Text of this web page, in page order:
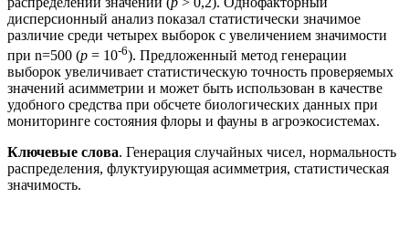
дисперсионный анализ показал статистически значимое
различие среди четырех выборок с увеличением значимости
при n=500 (p = 10-6). Предложенный метод генерации
выборок увеличивает статистическую точность проверяемых
значений асимметрии и может быть использован в качестве
удобного средства при обсчете биологических данных при
мониторинге состояния флоры и фауны в агроэкосистемах.
Ключевые слова. Генерация случайных чисел, нормальность
распределения, флуктуирующая асимметрия, статистическая
значимость.